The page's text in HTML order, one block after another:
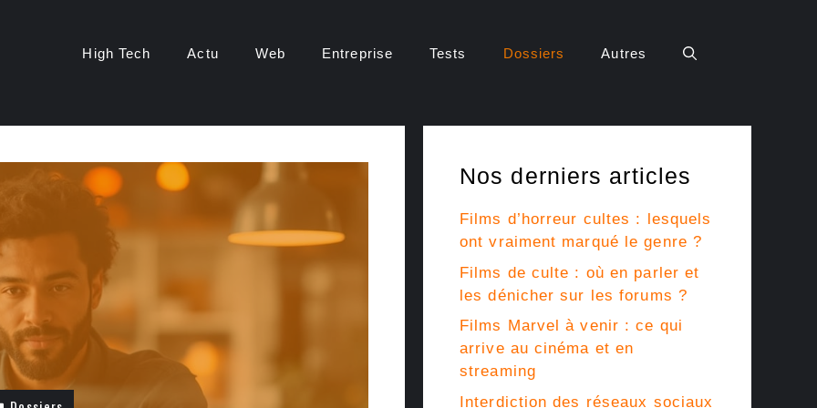
High Tech Actu Web Entreprise Tests Dossiers Autres
Nos derniers articles
Films d’horreur cultes : lesquels
ont vraiment marqué le genre ?
Films de culte : où en parler et
les dénicher sur les forums ?
Films Marvel à venir : ce qui
arrive au cinéma et en
streaming
Interdiction des réseaux sociaux